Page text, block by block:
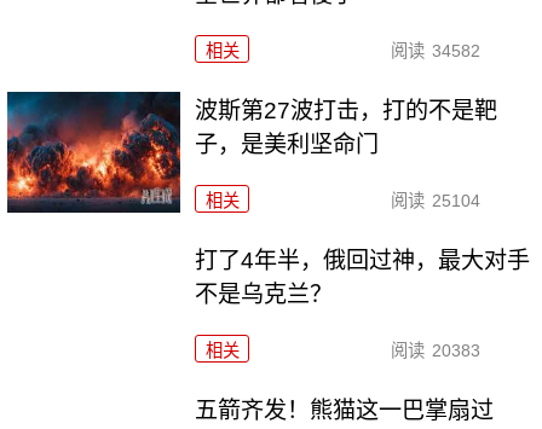
相关 阅读 34582
波斯第27波打击，打的不是靶
子，是美利坚命门
相关 阅读 25104
打了4年半，俄回过神，最大对手
不是乌克兰？
相关 阅读 20383
五箭齐发！熊猫这一巴掌扇过